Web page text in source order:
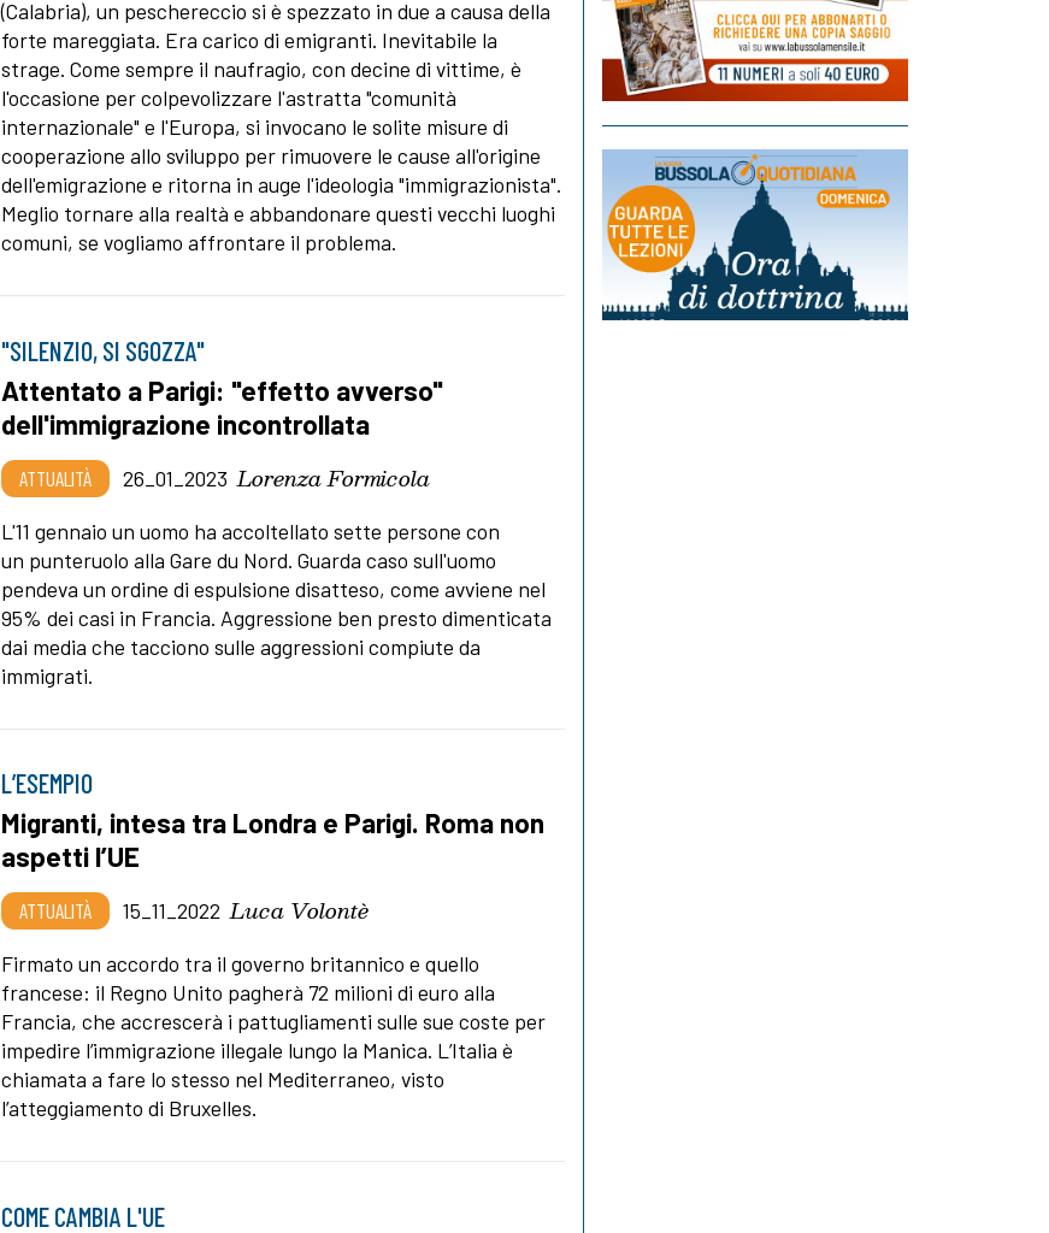
(Calabria), un peschereccio si è spezzato in due a causa della
forte mareggiata. Era carico di emigranti. Inevitabile la
strage. Come sempre il naufragio, con decine di vittime, è
l'occasione per colpevolizzare l'astratta "comunità
internazionale" e l'Europa, si invocano le solite misure di
cooperazione allo sviluppo per rimuovere le cause all'origine
dell'emigrazione e ritorna in auge l'ideologia "immigrazionista".
Meglio tornare alla realtà e abbandonare questi vecchi luoghi
comuni, se vogliamo affrontare il problema.
"SILENZIO, SI SGOZZA"
Attentato a Parigi: "effetto avverso"
dell'immigrazione incontrollata
ATTUALITÀ 26_01_2023 Lorenza Formicola
L'11 gennaio un uomo ha accoltellato sette persone con
un punteruolo alla Gare du Nord. Guarda caso sull'uomo
pendeva un ordine di espulsione disatteso, come avviene nel
95% dei casi in Francia. Aggressione ben presto dimenticata
dai media che tacciono sulle aggressioni compiute da
immigrati.
L’ESEMPIO
Migranti, intesa tra Londra e Parigi. Roma non
aspetti l’UE
ATTUALITÀ 15_11_2022 Luca Volontè
Firmato un accordo tra il governo britannico e quello
francese: il Regno Unito pagherà 72 milioni di euro alla
Francia, che accrescerà i pattugliamenti sulle sue coste per
impedire l’immigrazione illegale lungo la Manica. L’Italia è
chiamata a fare lo stesso nel Mediterraneo, visto
l’atteggiamento di Bruxelles.
COME CAMBIA L'UE